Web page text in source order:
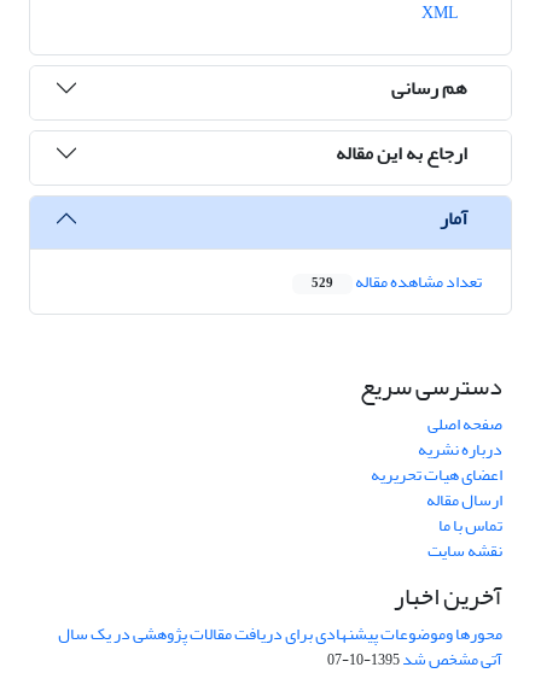
هم رسانی
ارجاع به این مقاله
آمار
تعداد مشاهده مقاله 529
دسترسی سریع
صفحه اصلی
درباره نشریه
اعضای هیات تحریریه
ارسال مقاله
تماس با ما
نقشه سایت
آخرین اخبار
محورها وموضوعات پیشنهادی برای دریافت مقالات پژوهشی در یک سال
آتی مشخص شد1395-10-07